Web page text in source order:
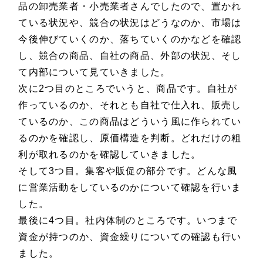
品の卸売業者・小売業者さんでしたので、置かれ
ている状況や、競合の状況はどうなのか、市場は
今後伸びていくのか、落ちていくのかなどを確認
し、競合の商品、自社の商品、外部の状況、そし
て内部について見ていきました。
次に2つ目のところでいうと、商品です。自社が
作っているのか、それとも自社で仕入れ、販売し
ているのか、この商品はどういう風に作られてい
るのかを確認し、原価構造を判断。どれだけの粗
利が取れるのかを確認していきました。
そして3つ目。集客や販促の部分です。どんな風
に営業活動をしているのかについて確認を行いま
した。
最後に4つ目。社内体制のところです。いつまで
資金が持つのか、資金繰りについての確認も行い
ました。